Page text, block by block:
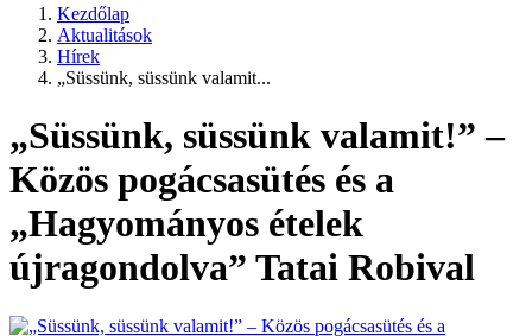
Kezdőlap
Aktualitások
Hírek
„Süssünk, süssünk valamit...
„Süssünk, süssünk valamit!” –
Közös pogácsasütés és a
„Hagyományos ételek
újragondolva” Tatai Robival